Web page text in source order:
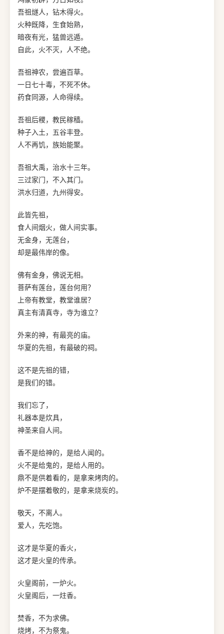
吾祖燧人，钻木得火。
火种既降，生食始熟，
暗夜有光，猛兽远遁。
自此，火不灭，人不绝。
吾祖神农，尝遍百草。
一日七十毒，不死不休。
药食同源，人命得续。
吾祖后稷，教民稼穑。
种子入土，五谷丰登。
人不再饥，族始能聚。
吾祖大禹，治水十三年。
三过家门，不入其门。
洪水归道，九州得安。
此皆先祖，
食人间烟火，做人间实事。
无金身，无莲台，
却是最伟岸的像。
佛有金身，佛说无相。
菩萨有莲台，莲台何用？
上帝有教堂，教堂谁居？
真主有清真寺，寺为谁立？
外来的神，有最亮的庙。
华夏的先祖，有最破的祠。
这不是先祖的错，
是我们的错。
我们忘了，
礼器本是炊具，
神圣来自人间。
香不是给神的，是给人闻的。
火不是给鬼的，是给人用的。
鼎不是供着看的，是拿来烤肉的。
炉不是摆着敬的，是拿来烧炭的。
敬天，不离人。
爱人，先吃饱。
这才是华夏的香火，
这才是火皇的传承。
火皇阁前，一炉火。
火皇阁后，一炷香。
焚香，不为求佛。
烧烤，不为祭鬼。